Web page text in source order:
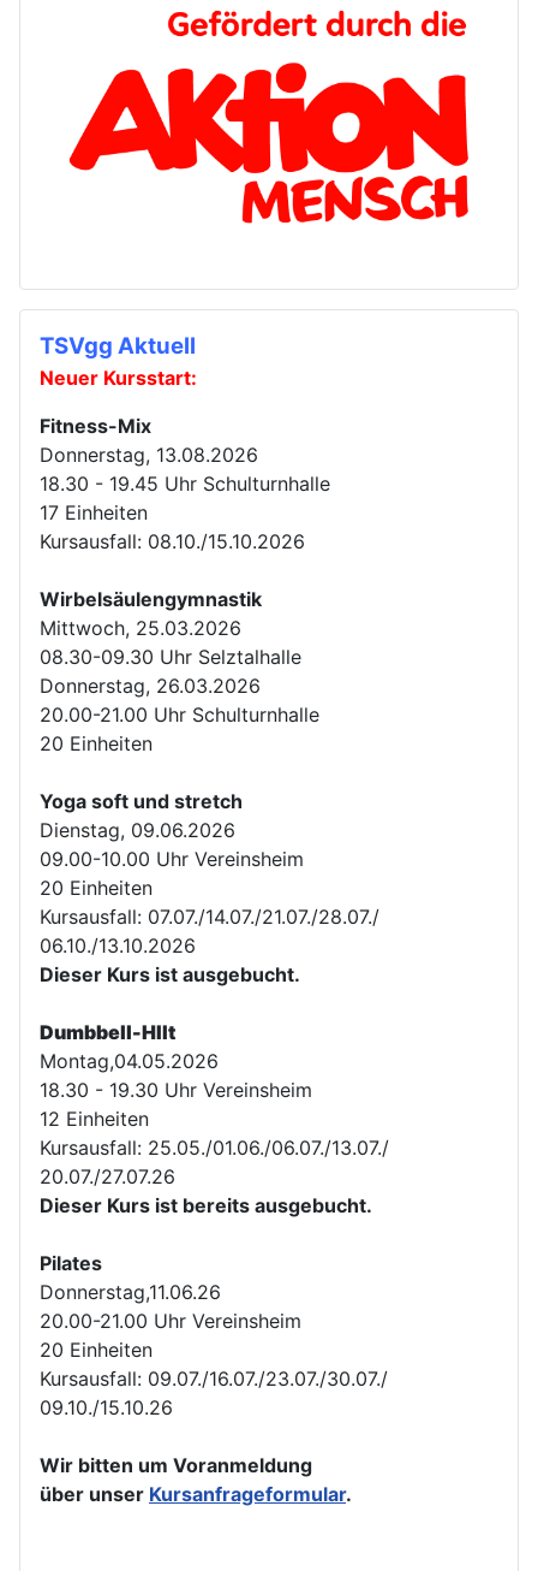
TSVgg Aktuell
Neuer Kursstart:
Fitness-Mix
Donnerstag, 13.08.2026
18.30 - 19.45 Uhr Schulturnhalle
17 Einheiten
Kursausfall: 08.10./15.10.2026
Wirbelsäulengymnastik
Mittwoch, 25.03.2026
08.30-09.30 Uhr Selztalhalle
Donnerstag, 26.03.2026
20.00-21.00 Uhr Schulturnhalle
20 Einheiten
Yoga soft und stretch
Dienstag, 09.06.2026
09.00-10.00 Uhr Vereinsheim
20 Einheiten
Kursausfall: 07.07./14.07./21.07./28.07./
06.10./13.10.2026
Dieser Kurs ist ausgebucht.
Dumbbell-HIIt
Montag,04.05.2026
18.30 - 19.30 Uhr Vereinsheim
12 Einheiten
Kursausfall: 25.05./01.06./06.07./13.07./
20.07./27.07.26
Dieser Kurs ist bereits ausgebucht.
Pilates
Donnerstag,11.06.26
20.00-21.00 Uhr Vereinsheim
20 Einheiten
Kursausfall: 09.07./16.07./23.07./30.07./
09.10./15.10.26
Wir bitten um Voranmeldung
über unser Kursanfrageformular.